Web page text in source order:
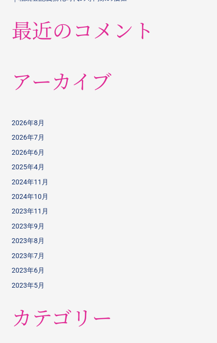
最近のコメント
アーカイブ
2026年8月
2026年7月
2026年6月
2025年4月
2024年11月
2024年10月
2023年11月
2023年9月
2023年8月
2023年7月
2023年6月
2023年5月
カテゴリー